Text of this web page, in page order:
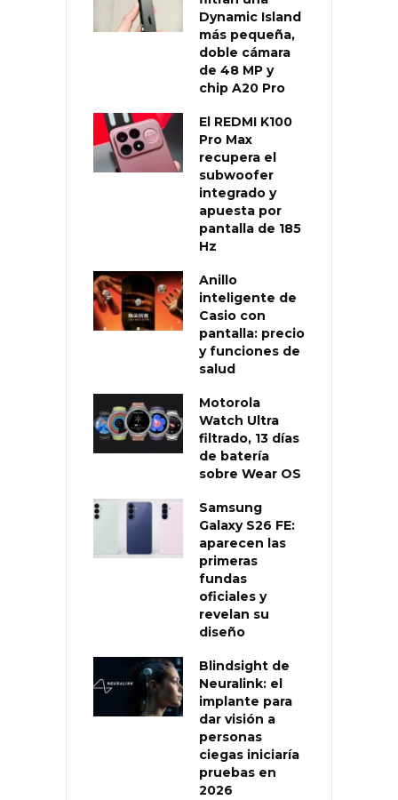
Dynamic Island
más pequeña,
doble cámara
de 48 MP y
chip A20 Pro
El REDMI K100
Pro Max
recupera el
subwoofer
integrado y
apuesta por
pantalla de 185
Hz
Anillo
inteligente de
Casio con
pantalla: precio
y funciones de
salud
Motorola
Watch Ultra
filtrado, 13 días
de batería
sobre Wear OS
Samsung
Galaxy S26 FE:
aparecen las
primeras
fundas
oficiales y
revelan su
diseño
Blindsight de
Neuralink: el
implante para
dar visión a
personas
ciegas iniciaría
pruebas en
2026